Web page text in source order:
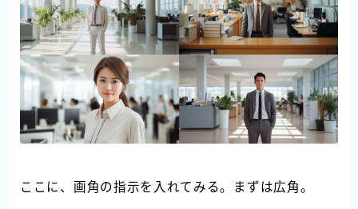
ここに、画角の指示を入れてみる。まずは広角。